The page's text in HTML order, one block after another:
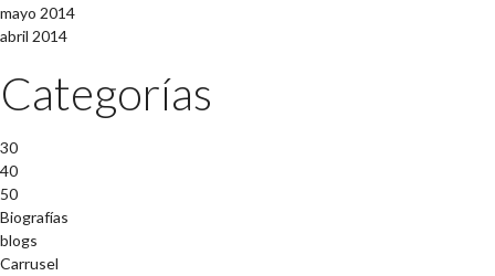
mayo 2014
abril 2014
Categorías
30
40
50
Biografías
blogs
Carrusel